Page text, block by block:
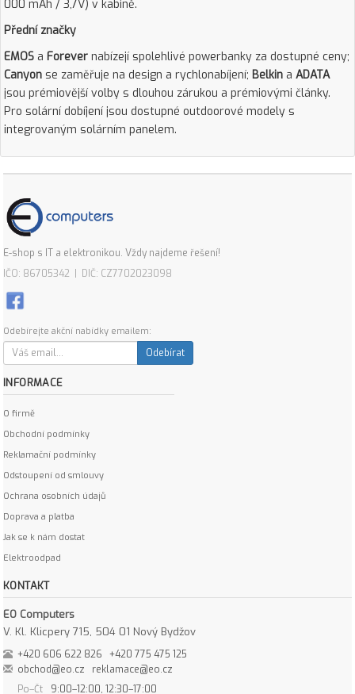
000 mAh / 3,7V) v kabině.
Přední značky
EMOS a Forever nabízejí spolehlivé powerbanky za dostupné ceny;
Canyon se zaměřuje na design a rychlonabíjení; Belkin a ADATA
jsou prémiovější volby s dlouhou zárukou a prémiovými články.
Pro solární dobíjení jsou dostupné outdoorové modely s
integrovaným solárním panelem.
E-shop s IT a elektronikou. Vždy najdeme řešení!
IČO: 86705342 | DIČ: CZ7702023098
Odebírejte akční nabídky emailem:
Odebírat
INFORMACE
O firmě
Obchodní podmínky
Reklamační podmínky
Odstoupení od smlouvy
Ochrana osobních údajů
Doprava a platba
Jak se k nám dostat
Elektroodpad
KONTAKT
EO Computers
V. Kl. Klicpery 715, 504 01 Nový Bydžov
+420 606 622 826
+420 775 475 125
obchod@eo.cz
reklamace@eo.cz
Po–Čt
9:00–12:00, 12:30–17:00